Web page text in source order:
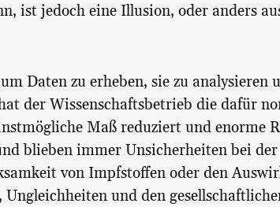
ist jedoch eine Illusion, oder anders
Daten zu erheben, sie zu analysieren
der Wissenschaftsbetrieb die dafür
Maß reduziert und enorme
blieben immer Unsicherheiten bei der
von Impfstoffen oder den
und den